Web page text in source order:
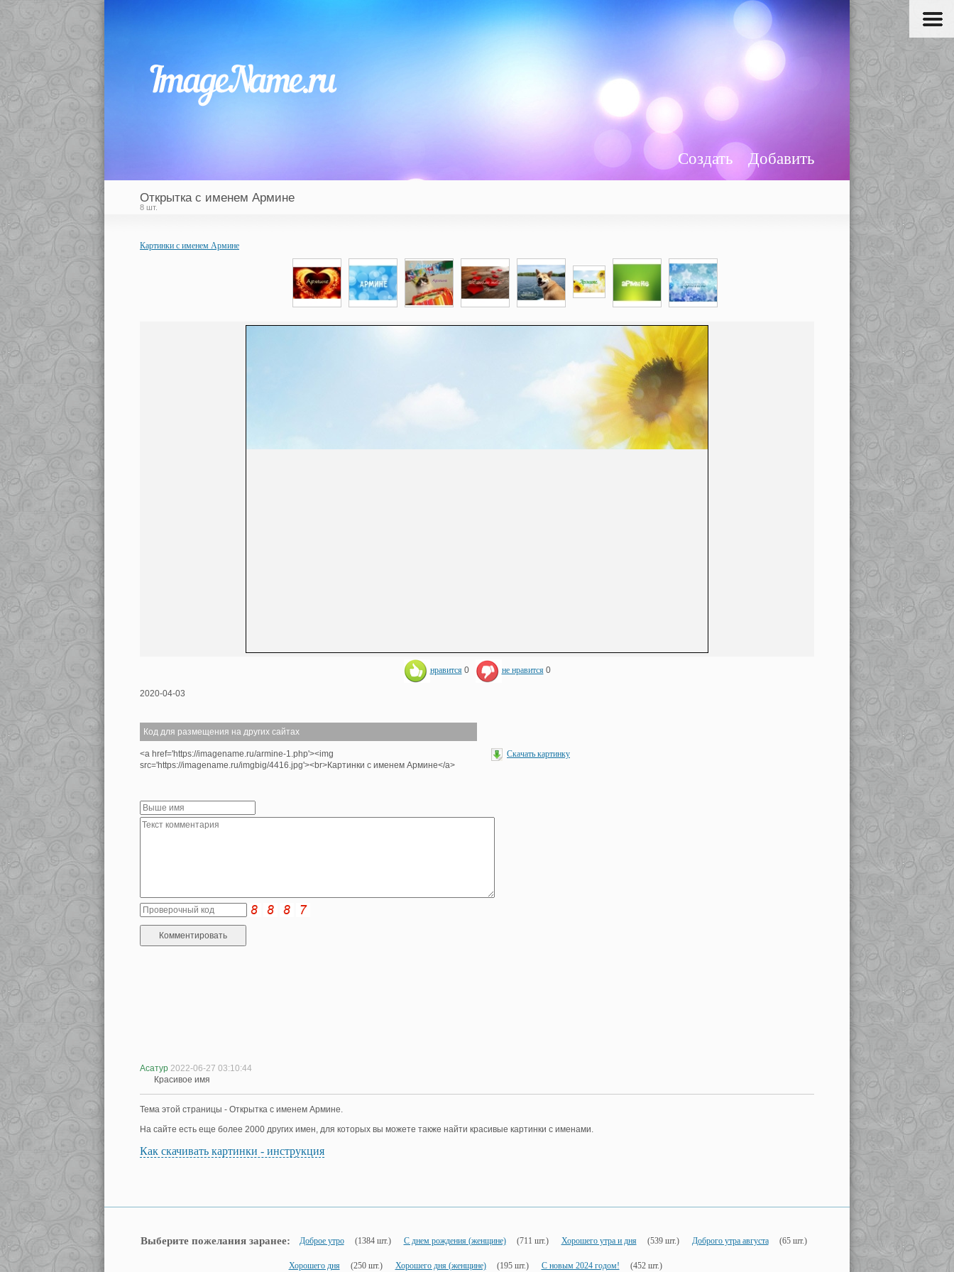
Добавить
Создать
Открытка с именем Армине
8 шт.
Картинки с именем Армине
нравится 0 не нравится 0
2020-04-03
Код для размещения на других сайтах
<a href='https://imagename.ru/armine-1.php'><img
src='https://imagename.ru/imgbig/4416.jpg'><br>Картинки с именем Армине</a>
Скачать картинку
Асатур 2022-06-27 03:10:44
Красивое имя
Тема этой страницы - Открытка с именем Армине.
На сайте есть еще более 2000 других имен, для которых вы можете также найти красивые картинки с именами.
Как скачивать картинки - инструкция
Выберите пожелания заранее: Доброе утро (1384 шт.) С днем рождения (женщине) (711 шт.) Хорошего утра и дня (539 шт.) Доброго утра августа (65 шт.)
Хорошего дня (250 шт.) Хорошего дня (женщине) (195 шт.) С новым 2024 годом! (452 шт.)